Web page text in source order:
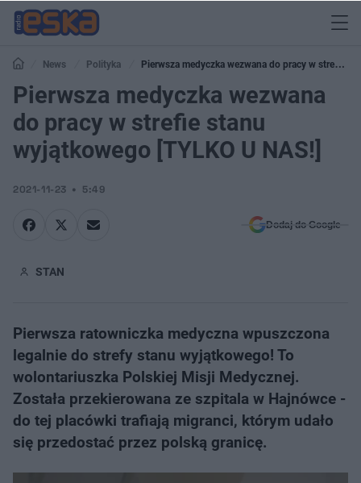
News Polityka
Pierwsza medyczka wezwana do pracy w strefie
stanu wyjątkowego [TYLKO U NAS!]
Pierwsza medyczka wezwana
do pracy w strefie stanu
wyjątkowego [TYLKO U NAS!]
2021-11-23 5:49
Dodaj do Google
STAN
Pierwsza ​ratowniczka medyczna wpuszczona
legalnie do strefy stanu wyjątkowego! To
wolontariuszka Polskiej Misji Medycznej.
Została przekierowana ze szpitala w Hajnówce -
do tej placówki trafiają migranci, którym udało
się przedostać przez polską granicę.